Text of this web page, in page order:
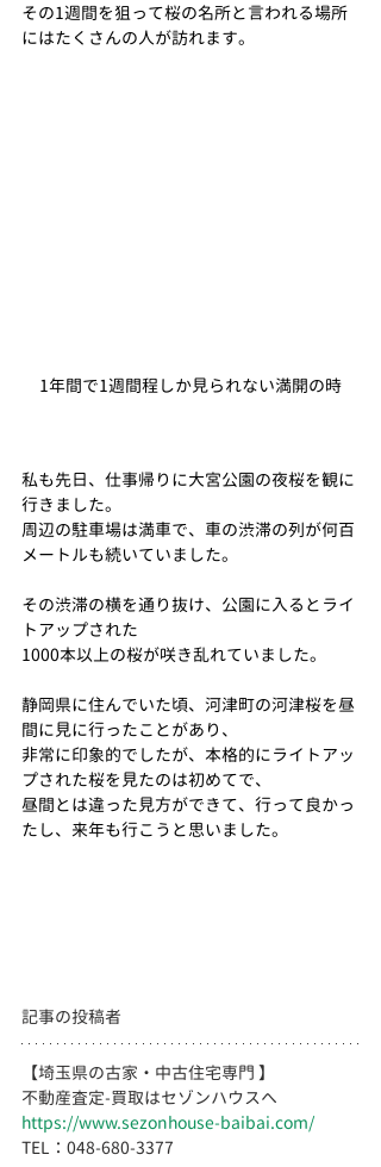
その1週間を狙って桜の名所と言われる場所
にはたくさんの人が訪れます。
1年間で1週間程しか見られない満開の時
私も先日、仕事帰りに大宮公園の夜桜を観に
行きました。
周辺の駐車場は満車で、車の渋滞の列が何百
メートルも続いていました。
その渋滞の横を通り抜け、公園に入るとライ
トアップされた
1000本以上の桜が咲き乱れていました。
静岡県に住んでいた頃、河津町の河津桜を昼
間に見に行ったことがあり、
非常に印象的でしたが、本格的にライトアッ
プされた桜を見たのは初めてで、
昼間とは違った見方ができて、行って良かっ
たし、来年も行こうと思いました。
記事の投稿者
【埼玉県の古家・中古住宅専門 】
不動産査定-買取はセゾンハウスへ
https://www.sezonhouse-baibai.com/
TEL：048-680-3377